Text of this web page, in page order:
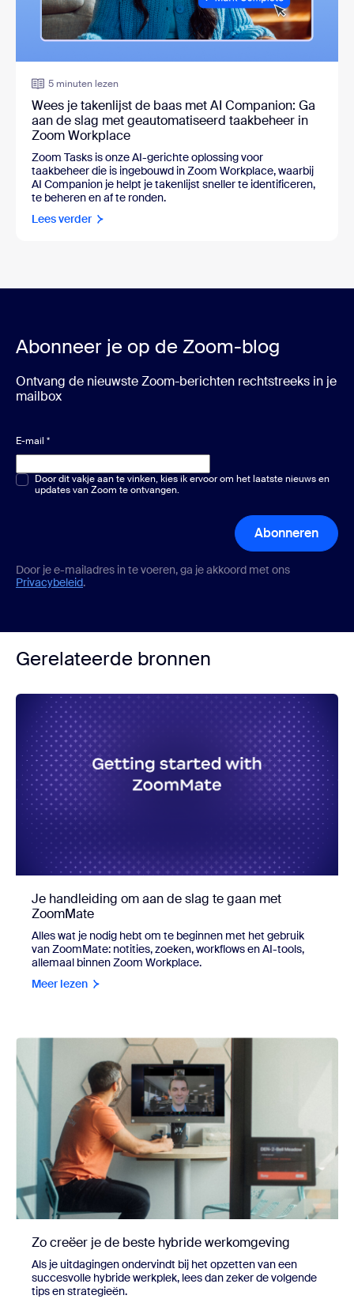
5 minuten lezen
Wees je takenlijst de baas met AI Companion: Ga
aan de slag met geautomatiseerd taakbeheer in
Zoom Workplace
Zoom Tasks is onze AI-gerichte oplossing voor
taakbeheer die is ingebouwd in Zoom Workplace, waarbij
AI Companion je helpt je takenlijst sneller te identificeren,
te beheren en af te ronden.
Lees verder
Abonneer je op de Zoom-blog
Ontvang de nieuwste Zoom-berichten rechtstreeks in je
mailbox
E-mail *
Meerkeuze of één keuze*
Door dit vakje aan te vinken, kies ik ervoor om het laatste nieuws en
updates van Zoom te ontvangen.
Abonneren
Door je e-mailadres in te voeren, ga je akkoord met ons
Privacybeleid.
Gerelateerde bronnen
Je handleiding om aan de slag te gaan met
ZoomMate
Alles wat je nodig hebt om te beginnen met het gebruik
van ZoomMate: notities, zoeken, workflows en AI-tools,
allemaal binnen Zoom Workplace.
Meer lezen
Zo creëer je de beste hybride werkomgeving
Als je uitdagingen ondervindt bij het opzetten van een
succesvolle hybride werkplek, lees dan zeker de volgende
tips en strategieën.